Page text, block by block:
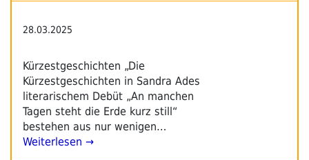
28.03.2025
Kürzestgeschichten „Die
Kürzestgeschichten in Sandra Ades
literarischem Debüt „An manchen
Tagen steht die Erde kurz still“
bestehen aus nur wenigen…
Weiterlesen →